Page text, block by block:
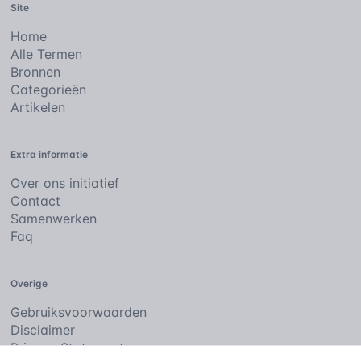
Site
Home
Alle Termen
Bronnen
Categorieën
Artikelen
Extra informatie
Over ons initiatief
Contact
Samenwerken
Faq
Overige
Gebruiksvoorwaarden
Disclaimer
Privacy Statement